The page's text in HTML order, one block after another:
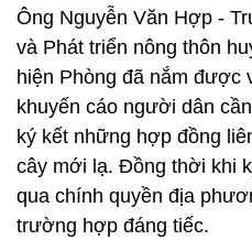
Ông Nguyễn Văn Hợp -
và Phát triển nông thôn
hiện Phòng đã nắm được
khuyến cáo người dân
ký kết những hợp đồng
cây mới lạ. Đồng thời khi
qua chính quyền địa
trường hợp đáng tiếc.